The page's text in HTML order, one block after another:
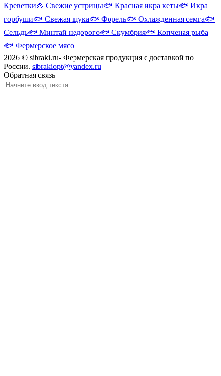
Креветки🦪 Свежие устрицы🐟 Красная икра кеты🐟 Икра
горбуши🐟 Свежая щука🐟 Форель🐟 Охлажденная семга🐟
Сельдь🐟 Минтай недорого🐟 Скумбрия🐟 Копченая рыба
🐟 Фермерское мясо
2026 © sibraki.ru- Фермерская продукция с доставкой по
России. sibrakiopt@yandex.ru
Обратная связь